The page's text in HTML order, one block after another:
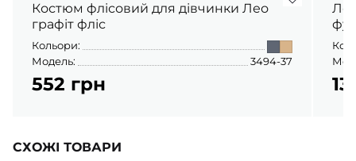
Костюм флісовий для дівчинки Лео
графіт фліс
Кольори:
Модель:
3494-37
552 грн
Лонгслів
СХОЖІ ТОВАРИ